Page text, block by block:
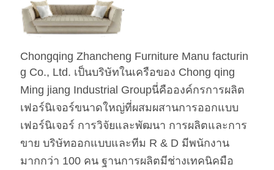
รอง
คำ
เฟอร์นิเจอร์ห้องนอนโรงแรมไม้สีอ่อน
ฮาร์แวร์
Hafele / Blum Archie และ Hettich
โฟม
โฟมความหนาแน่นสูง
ผ้า
ผ้า / หนัง Pu / หนังแท้ / หนังไมโคร
ไฟเบอร์ มาตรฐาน CA117 หรือ
BS5852 Standardire Resistant
Chongqing Zhancheng Furniture Manu facturin
g Co., Ltd. เป็นบริษัทในเครือของ Chong qing
Ming jiang Industrial Groupนี่คือองค์กรการผลิต
เฟอร์นิเจอร์ขนาดใหญ่ที่ผสมผสานการออกแบบ
เฟอร์นิเจอร์ การวิจัยและพัฒนา การผลิตและการ
ขาย บริษัทออกแบบและทีม R & D มีพนักงาน
มากกว่า 100 คน ฐานการผลิตมีช่างเทคนิคมือ